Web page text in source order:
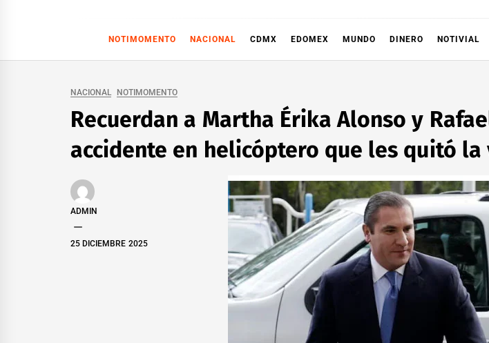
NOTIMOMENTO NACIONAL CDMX EDOMEX MUNDO DINERO NOTIVIAL
NACIONAL NOTIMOMENTO
Recuerdan a Martha Érika Alonso y
accidente en helicóptero que les quitó la
ADMIN
25 DICIEMBRE 2025